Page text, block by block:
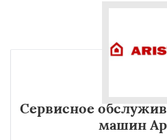
Сервисное
машин